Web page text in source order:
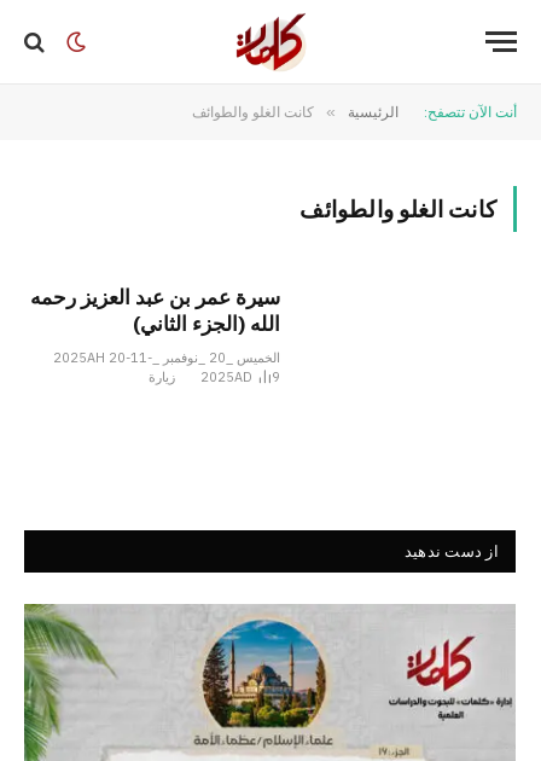
أنت الآن تتصفح: الرئيسية » كانت الغلو والطوائف
كانت الغلو والطوائف
سيرة عمر بن عبد العزيز رحمه
الله (الجزء الثاني)
الخميس _20 _نوفمبر _2025AH 20-11-
2025AD
9 زيارة
از دست ندهید